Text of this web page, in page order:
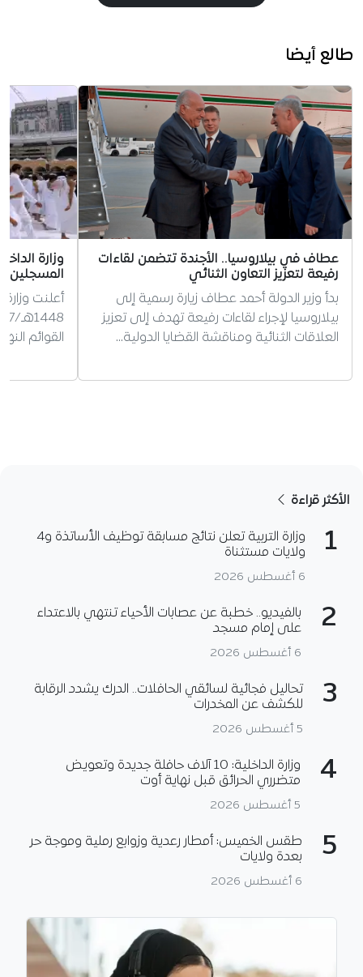
طالع أيضا
عطاف في بيلاروسيا.. الأجندة تتضمن لقاءات
رفيعة لتعزيز التعاون الثنائي
بدأ وزير الدولة أحمد عطاف زيارة رسمية إلى
بيلاروسيا لإجراء لقاءات رفيعة تهدف إلى تعزيز
العلاقات الثنائية ومناقشة القضايا الدولية…
وزارة
المسجلين
أعلنت
القوائم
الأكثر قراءة
1
وزارة التربية تعلن نتائج مسابقة توظيف الأساتذة و4
ولايات مستثناة
6 أغسطس 2026
2
بالفيديو.. خطبة عن عصابات الأحياء تنتهي بالاعتداء
على إمام مسجد
6 أغسطس 2026
3
تحاليل فجائية لسائقي الحافلات.. الدرك يشدد الرقابة
للكشف عن المخدرات
5 أغسطس 2026
4
وزارة الداخلية: 10 آلاف حافلة جديدة وتعويض
متضرري الحرائق قبل نهاية أوت
5 أغسطس 2026
5
طقس الخميس: أمطار رعدية وزوابع رملية وموجة حر
بعدة ولايات
6 أغسطس 2026